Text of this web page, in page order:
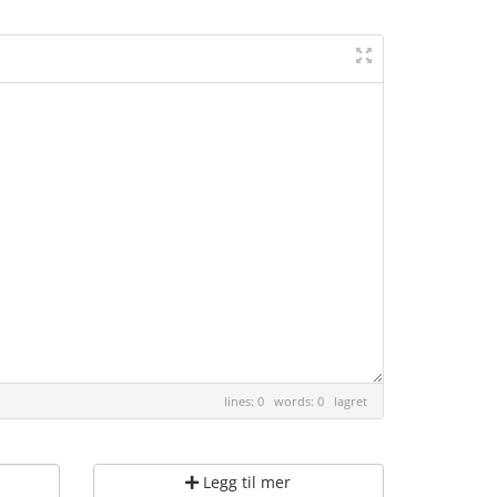
lines: 0 words: 0 lagret
Legg til mer